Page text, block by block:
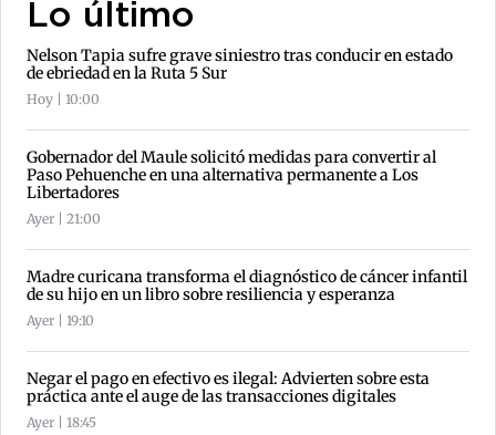
Lo último
Nelson Tapia sufre grave siniestro tras conducir en estado
de ebriedad en la Ruta 5 Sur
Hoy | 10:00
Gobernador del Maule solicitó medidas para convertir al
Paso Pehuenche en una alternativa permanente a Los
Libertadores
Ayer | 21:00
Madre curicana transforma el diagnóstico de cáncer infantil
de su hijo en un libro sobre resiliencia y esperanza
Ayer | 19:10
Negar el pago en efectivo es ilegal: Advierten sobre esta
práctica ante el auge de las transacciones digitales
Ayer | 18:45